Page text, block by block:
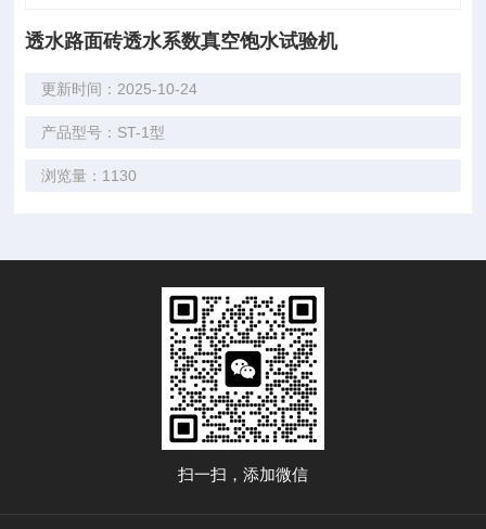
透水路面砖透水系数真空饱水试验机
更新时间：2025-10-24
产品型号：ST-1型
浏览量：1130
扫一扫，添加微信